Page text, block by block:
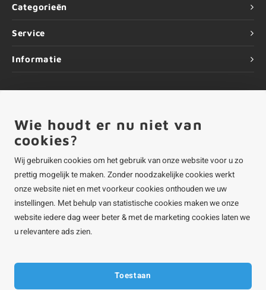
Categorieën
Service
Informatie
©Copyright2026 ALUMINIUMvakman - Powered byLightspeed
ALUMINIUMvakman is onderdeel van Roca Online BV
Wie houdt er nu niet van
cookies?
Wij gebruiken cookies om het gebruik van onze website voor u zo
prettig mogelijk te maken. Zonder noodzakelijke cookies werkt
onze website niet en met voorkeur cookies onthouden we uw
instellingen. Met behulp van statistische cookies maken we onze
website iedere dag weer beter & met de marketing cookies laten we
u relevantere ads zien.
Toestaan